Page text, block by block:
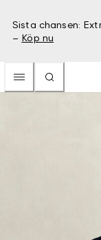
Sista chansen:
– Köp nu